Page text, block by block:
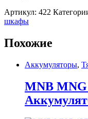
Артикул: 422
шкафы
Похожие
Аккумуляторы,
MNB